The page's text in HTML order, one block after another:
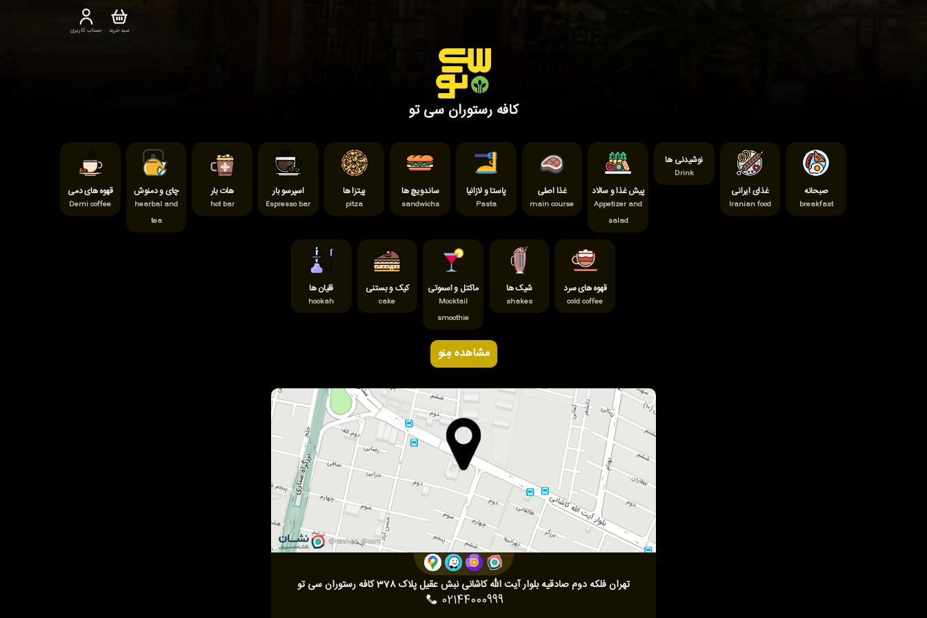
حساب کاربری سبد خرید
کافه رستوران سی تو
صبحانه
breakfast
غذای ایرانی
Iranian food
نوشیدنی ها
Drink
پیش غذا و سالاد
Appetizer and
salad
غذا اصلی
main course
پاستا و لازانیا
Pasta
ساندویچ ها
sandwichs
پیتزا ها
pitza
اسپرسو بار
Espresso bar
هات بار
hot bar
چای و دمنوش
hearbal and
tea
قهوه های دمی
Demi coffee
قهوه های سرد
cold coffee
شیک ها
shakes
ماکتل و اسموتی
Mocktail
smoothie
کیک و بستنی
cake
قلیان ها
hookah
مشاهده مِنو
تهران فلکه دوم صادقیه بلوار آیت الله کاشانی نبش عقیل پلاک 378 کافه رستوران سی تو
02144000999